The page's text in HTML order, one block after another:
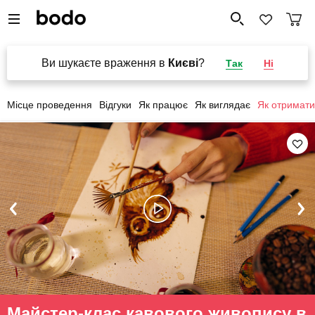
Ви шукаєте враження в Києві? Так Ні
Місце проведення Відгуки Як працює Як виглядає Як отримати